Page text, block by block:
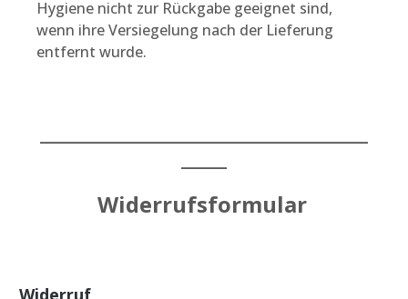
Hygiene nicht zur Rückgabe geeignet sind,
wenn ihre Versiegelung nach der Lieferung
entfernt wurde.
Widerrufsformular
Widerruf